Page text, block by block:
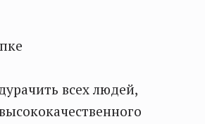
всех людей,